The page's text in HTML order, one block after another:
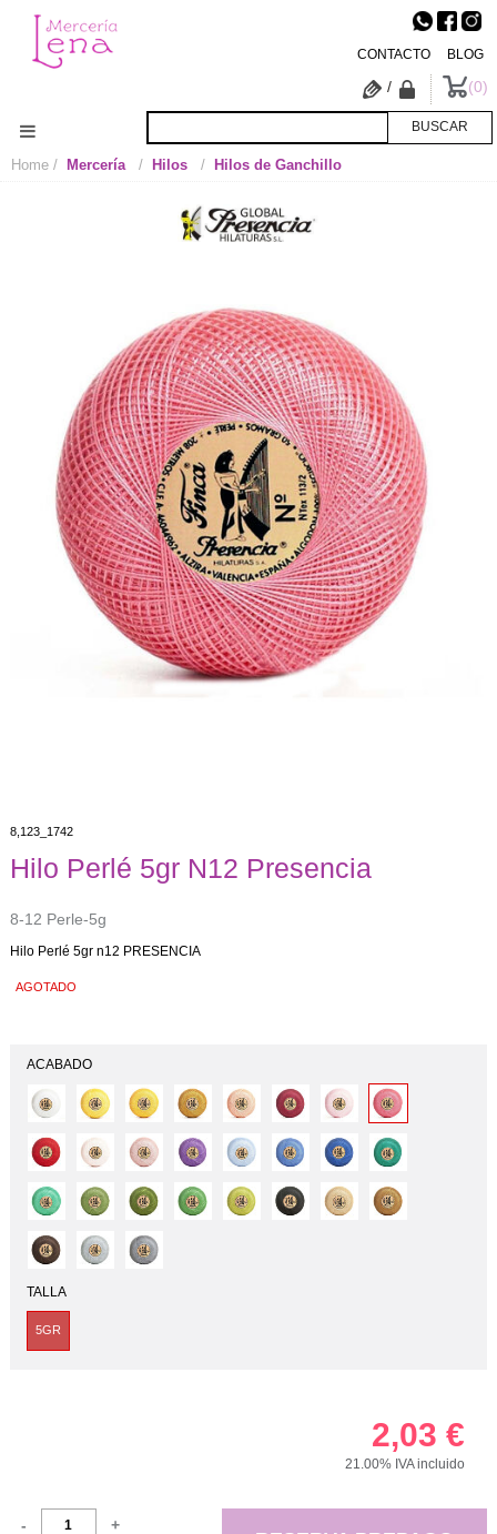
/ 0
CONTACTO BLOG
Home Mercería Hilos Hilos de Ganchillo
8,123_1742
Hilo Perlé 5gr N12 Presencia
8-12 Perle-5g
Hilo Perlé 5gr n12 PRESENCIA
AGOTADO
ACABADO
TALLA
5GR
2,03 €
21.00% IVA incluido
- +